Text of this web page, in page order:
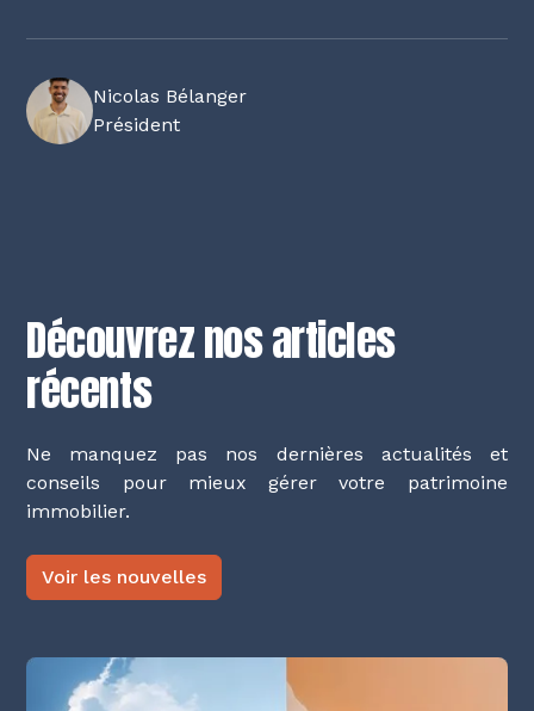
Nicolas Bélanger
Président
Découvrez nos articles
récents
Ne manquez pas nos dernières actualités et
conseils pour mieux gérer votre patrimoine
immobilier.
Voir les nouvelles